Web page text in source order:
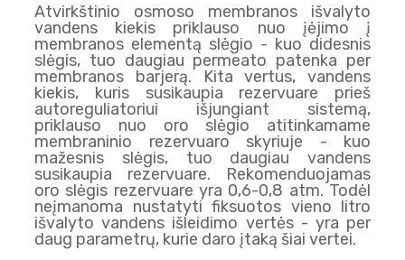
Atvirkštinio osmoso membranos išvalyto
vandens kiekis priklauso nuo įėjimo į
membranos elementą slėgio - kuo didesnis
slėgis, tuo daugiau permeato patenka per
membranos barjerą. Kita vertus, vandens
kiekis, kuris susikaupia rezervuare prieš
autoreguliatoriui išjungiant sistemą,
priklauso nuo oro slėgio atitinkamame
membraninio rezervuaro skyriuje - kuo
mažesnis slėgis, tuo daugiau vandens
susikaupia rezervuare. Rekomenduojamas
oro slėgis rezervuare yra 0,6-0,8 atm. Todėl
neįmanoma nustatyti fiksuotos vieno litro
išvalyto vandens išleidimo vertės - yra per
daug parametrų, kurie daro įtaką šiai vertei.